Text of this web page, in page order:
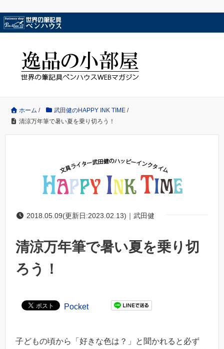
ホーム / 武田健のHAPPY INK TIME /
清涼万年筆で暑い夏を乗り切ろう！
2018.05.09(更新日:2023.02.13)｜武田健
清涼万年筆で暑い夏を乗り切
ろう！
Pocket
子どもの頃から「好きな色は？」と聞かれると必ず